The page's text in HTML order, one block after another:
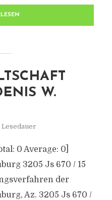
W.
Lesedauer
0 Average: 0]
3205 Js 670 / 15
der
Az. 3205 Js 670 /